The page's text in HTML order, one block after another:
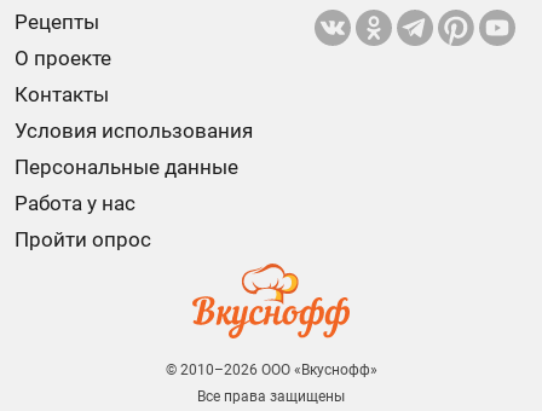
Рецепты
О проекте
Контакты
Условия использования
Персональные данные
Работа у нас
Пройти опрос
© 2010–2026 ООО «Вкуснофф»
Все права защищены